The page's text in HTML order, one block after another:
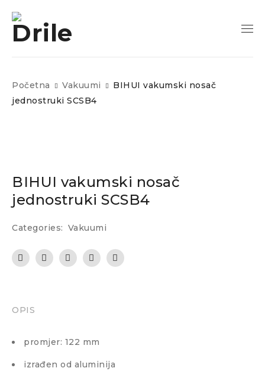
Početna Vakuumi
BIHUI vakumski nosač
jednostruki SCSB4
BIHUI vakumski nosač
jednostruki SCSB4
Categories: Vakuumi
OPIS
promjer: 122 mm
izrađen od aluminija